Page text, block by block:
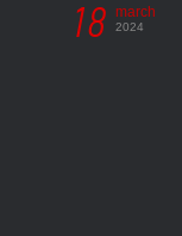
18 march
2024